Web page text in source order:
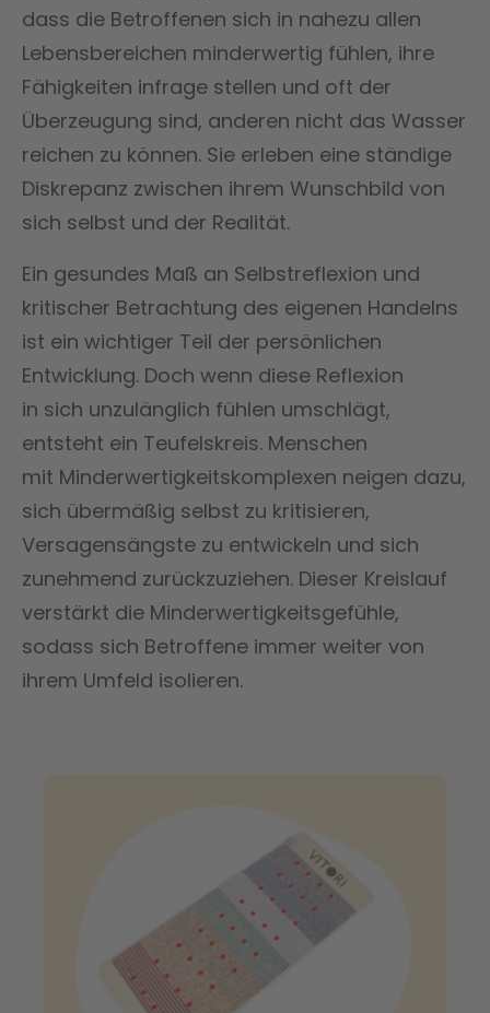
dass die Betroffenen sich in nahezu allen
Lebensbereichen minderwertig fühlen, ihre
Fähigkeiten infrage stellen und oft der
Überzeugung sind, anderen nicht das Wasser
reichen zu können. Sie erleben eine ständige
Diskrepanz zwischen ihrem Wunschbild von
sich selbst und der Realität.
Ein gesundes Maß an Selbstreflexion und
kritischer Betrachtung des eigenen Handelns
ist ein wichtiger Teil der persönlichen
Entwicklung. Doch wenn diese Reflexion
in sich unzulänglich fühlen umschlägt,
entsteht ein Teufelskreis. Menschen
mit Minderwertigkeitskomplexen neigen dazu,
sich übermäßig selbst zu kritisieren,
Versagensängste zu entwickeln und sich
zunehmend zurückzuziehen. Dieser Kreislauf
verstärkt die Minderwertigkeitsgefühle,
sodass sich Betroffene immer weiter von
ihrem Umfeld isolieren​​.